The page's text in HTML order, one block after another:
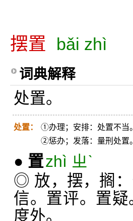
摆置 bǎi zhì
词典解释
处置。
处置：
①办理；安排：处置不当。
②惩办；发落：量刑处
● 置zhì ㄓˋ
◎ 放，摆，搁：
信。置评。置
度外。